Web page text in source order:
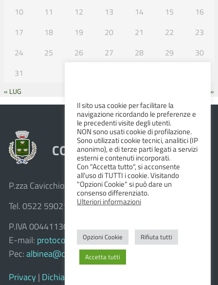
10
11 12 13 14 15
16
17
18 19 20 21 22
23
24
25 26 27 28 29
30
31
« LUG SET »
COMUNE DI ALBINEA
P.zza Cavicchioni, 8 – 42020 Albinea (R.E.)
Tel. 0522 590211 – Fax 0522 590236
P.IVA 00441130358
E-mail: protocollo@comune.albinea.re.it
Pec: albinea@cert.provincia.re.it
Privacy | Dichiarazione di accessibilità e feedback
Il sito usa cookie per facilitare la
navigazione ricordando le preferenze e
le precedenti visite degli utenti.
NON sono usati cookie di profilazione.
Sono utilizzati cookie tecnici, analitici (IP
anonimo), e di terze parti legati a servizi
esterni e contenuti incorporati.
Con "Accetta tutto", si acconsente
all'uso di TUTTI i cookie. Visitando
"Opzioni Cookie" si può dare un
consenso differenziato.
Ulteriori informazioni
Opzioni Cookie Rifiuta tutti
Accetta tutti